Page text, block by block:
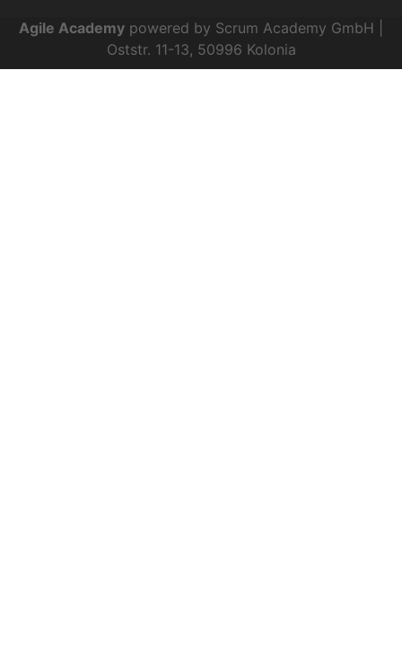
Agile Academy powered by Scrum Academy GmbH |
Oststr. 11-13, 50996 Kolonia